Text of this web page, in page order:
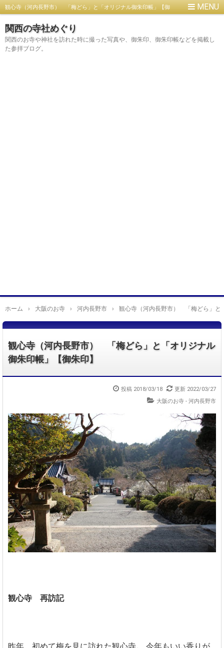
観心寺（河内長野市） 「梅どら」と「オリジナル御朱印帳」【御
関西の寺社めぐり
関西のお寺や神社を訪れた時に撮った写真や、御朱印、御朱印帳などを掲載し
た参拝ブログ。
ホーム › 大阪のお寺 › 河内長野市 › 観心寺（河内長野市） 「梅どら」と
観心寺（河内長野市） 「梅どら」と「オリジナル
御朱印帳」【御朱印】
投稿 2018/03/18 更新 2022/03/27
大阪のお寺 - 河内長野市
観心寺 再訪記